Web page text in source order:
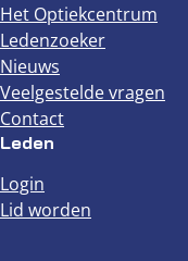
Het Optiekcentrum
Ledenzoeker
Nieuws
Veelgestelde vragen
Contact
Leden
Login
Lid worden